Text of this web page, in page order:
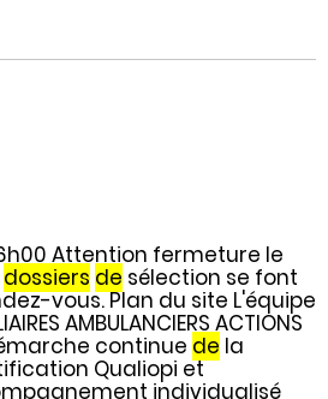
Attention fermeture le
dossiers de sélection se font
vous. Plan du site L'équipe
AMBULANCIERS ACTIONS
continue de la
Qualiopi et
individualisé